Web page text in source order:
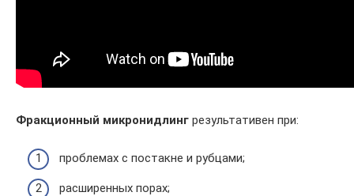
Фракционный микронидлинг результативен при:
проблемах с постакне и рубцами;
расширенных порах;